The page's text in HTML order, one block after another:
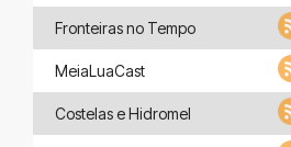
Fronteiras no Tempo
MeiaLuaCast
Costelas e Hidromel